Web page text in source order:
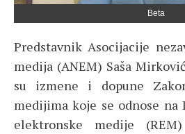
Beta
Predstavnik Asocijacije
medija (ANEM) Saša
su izmene i dopune
medijima koje se odnose na
elektronske medije